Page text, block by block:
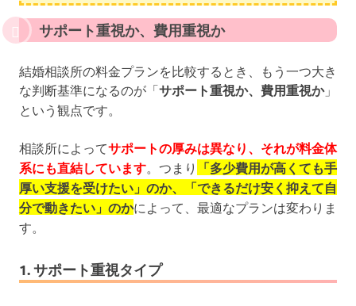
サポート重視か、費用重視か
結婚相談所の料金プランを比較するとき、もう一つ大き
な判断基準になるのが「サポート重視か、費用重視か」
という観点です。
相談所によってサポートの厚みは異なり、それが料金体
系にも直結しています 。つまり
「多少費用が高くても手
厚い支援を受けたい」のか、「できるだけ安く抑えて自
分で動きたい」のかによって、最適なプランは変わりま
す。
1. サポート重視タイプ